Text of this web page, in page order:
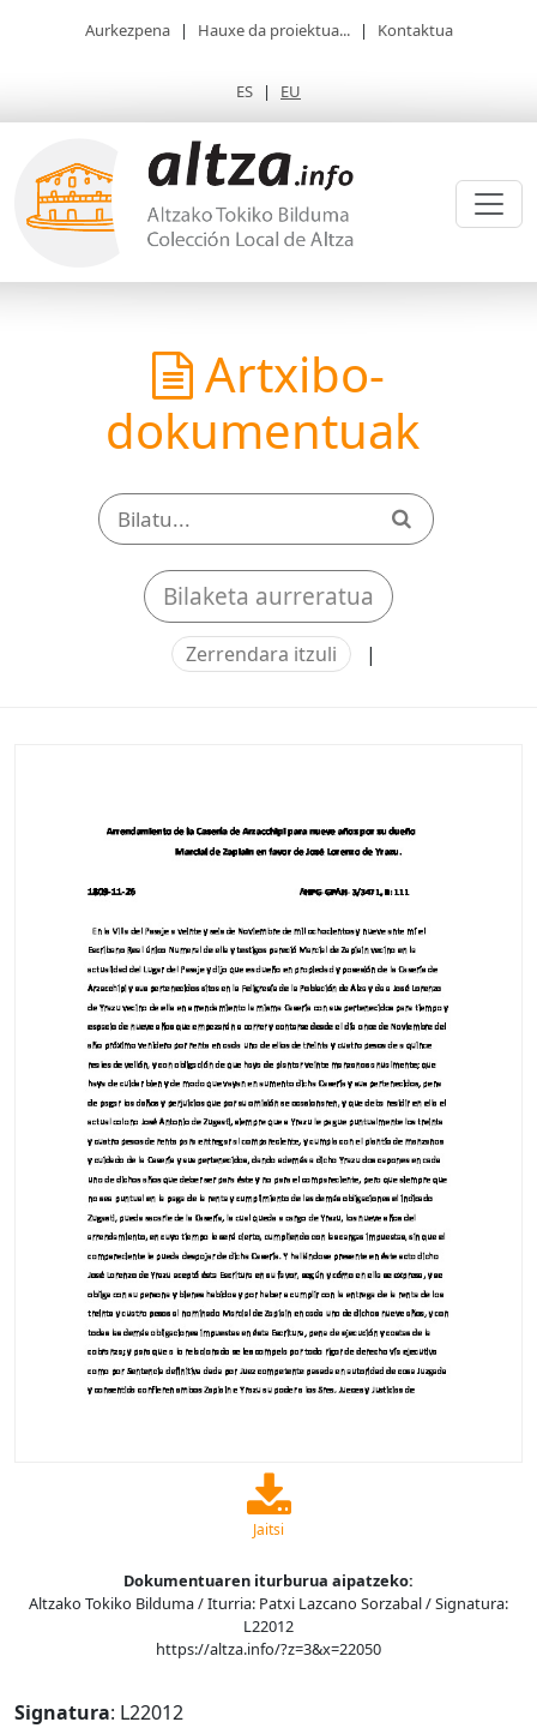
Aurkezpena | Hauxe da proiektua... | Kontaktua
ES | EU
Artxibo-
dokumentuak
Bilaketa aurreratua
Zerrendara itzuli |
Jaitsi
Dokumentuaren iturburua aipatzeko:
Altzako Tokiko Bilduma / Iturria: Patxi Lazcano Sorzabal / Signatura:
L22012
https://altza.info/?z=3&x=22050
Signatura: L22012